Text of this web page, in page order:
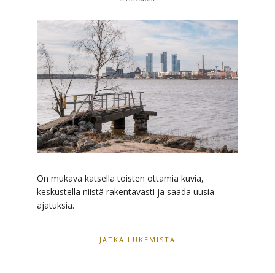
On mukava katsella toisten ottamia kuvia,
keskustella niistä rakentavasti ja saada uusia
ajatuksia.
JATKA LUKEMISTA